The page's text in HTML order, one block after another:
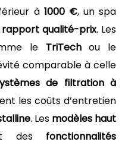
à 1000 €, un spa
rapport qualité-prix. Les
le TriTechou le
comparable à celle
de filtration à
les coûts d’entretien
. Les modèles haut
des fonctionnalités